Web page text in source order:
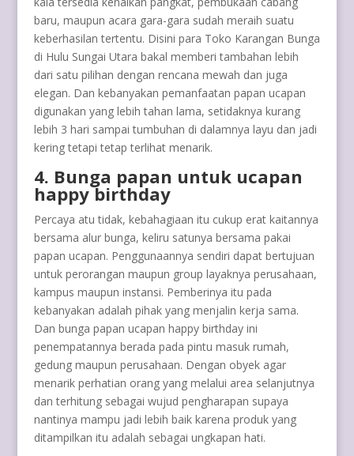
baru, maupun acara gara-gara sudah meraih suatu
keberhasilan tertentu. Disini para Toko Karangan Bunga
di Hulu Sungai Utara bakal memberi tambahan lebih
dari satu pilihan dengan rencana mewah dan juga
elegan. Dan kebanyakan pemanfaatan papan ucapan
digunakan yang lebih tahan lama, setidaknya kurang
lebih 3 hari sampai tumbuhan di dalamnya layu dan jadi
kering tetapi tetap terlihat menarik.
4. Bunga papan untuk ucapan
happy birthday
Percaya atu tidak, kebahagiaan itu cukup erat kaitannya
bersama alur bunga, keliru satunya bersama pakai
papan ucapan. Penggunaannya sendiri dapat bertujuan
untuk perorangan maupun group layaknya perusahaan,
kampus maupun instansi. Pemberinya itu pada
kebanyakan adalah pihak yang menjalin kerja sama.
Dan bunga papan ucapan happy birthday ini
penempatannya berada pada pintu masuk rumah,
gedung maupun perusahaan. Dengan obyek agar
menarik perhatian orang yang melalui area selanjutnya
dan terhitung sebagai wujud pengharapan supaya
nantinya mampu jadi lebih baik karena produk yang
ditampilkan itu adalah sebagai ungkapan hati.